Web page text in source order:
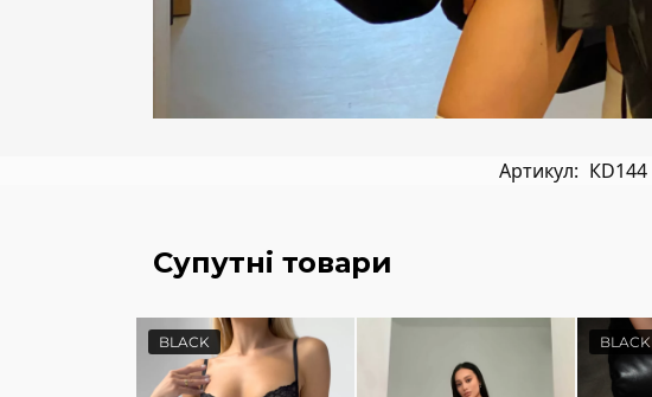
Артикул: КD144
Супутні товари
BLACK BLACK